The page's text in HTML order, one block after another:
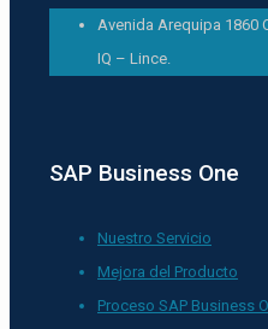
Avenida Arequipa 1860
IQ – Lince.
SAP Business One
Nuestro Servicio
Mejora del Producto
Proceso SAP Business